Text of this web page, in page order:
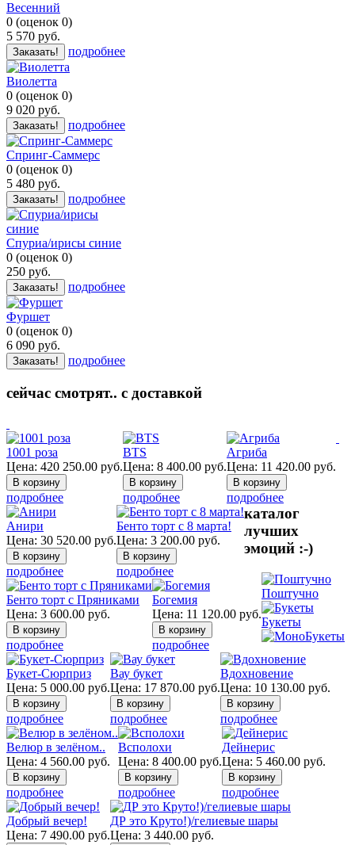
Весенний
0 (оценок 0)
5 570 руб.
Заказать! подробнее
Виолетта
0 (оценок 0)
9 020 руб.
Заказать! подробнее
Спринг-Саммерс
0 (оценок 0)
5 480 руб.
Заказать! подробнее
Спуриа/ирисы синие
0 (оценок 0)
250 руб.
Заказать! подробнее
Фуршет
0 (оценок 0)
6 090 руб.
Заказать! подробнее
сейчас смотрят.. с доставкой
1001 роза
Цена: 420 250.00 руб.
подробнее
BTS
Цена: 8 400.00 руб.
подробнее
Агриба
Цена: 11 420.00 руб.
подробнее
Анири
Цена: 30 520.00 руб.
подробнее
Бенто торт с 8 марта!
Цена: 3 200.00 руб.
подробнее
Бенто торт с Пряниками
Цена: 3 600.00 руб.
подробнее
Богемия
Цена: 11 120.00 руб.
подробнее
Букет-Сюрприз
Цена: 5 000.00 руб.
подробнее
Вау букет
Цена: 17 870.00 руб.
подробнее
Вдохновение
Цена: 10 130.00 руб.
подробнее
Велюр в зелёном..
Цена: 4 560.00 руб.
подробнее
Всполохи
Цена: 8 400.00 руб.
подробнее
Дейнерис
Цена: 5 460.00 руб.
подробнее
Добрый вечер!
Цена: 7 490.00 руб.
ДР это Круто!)/гелиевые шары
Цена: 3 440.00 руб.
каталог
лучших
эмоций :-)
Поштучно
Букеты